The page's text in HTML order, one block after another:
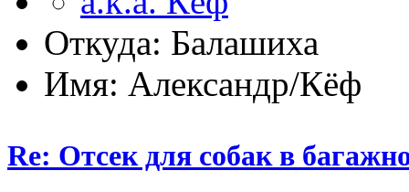
Откуда: Балашиха
Имя: Александр/Кёф
Re: Отсек для собак в